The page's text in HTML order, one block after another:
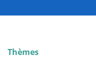
Thèmes